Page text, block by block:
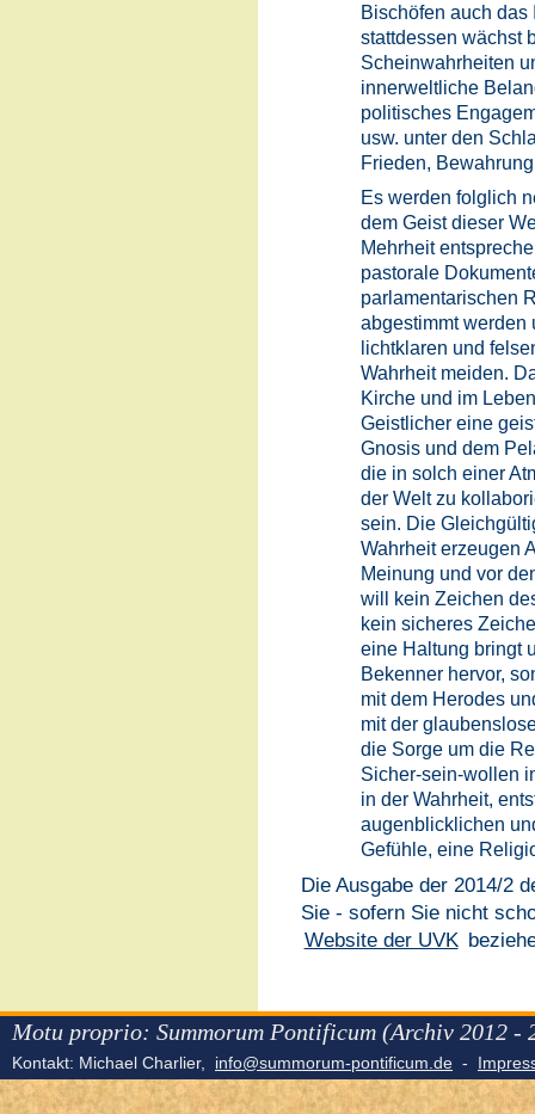
Bischöfen auch das
stattdessen wächst
Scheinwahrheiten
innerweltliche
politisches
usw. unter den
Frieden,
Es werden folglich
dem Geist dieser
Mehrheit
pastorale
parlamentarischen
abgestimmt werden
lichtklaren und
Wahrheit meiden.
Kirche und im
Geistlicher eine
Gnosis und dem
die in solch einer
der Welt zu
sein. Die
Wahrheit erzeugen
Meinung und vor
will kein Zeichen
kein sicheres
eine Haltung bringt
Bekenner hervor,
mit dem Herodes
mit der
die Sorge um die
Sicher-sein-wollen
in der Wahrheit,
augenblicklichen
Gefühle, eine
Die Ausgabe der 2014/2
Sie - sofern Sie nicht
Website der UVK
Motu proprio: Summorum Pontificum (Archiv 2012 -
Kontakt: Michael Charlier, info@summorum-pontificum.de -